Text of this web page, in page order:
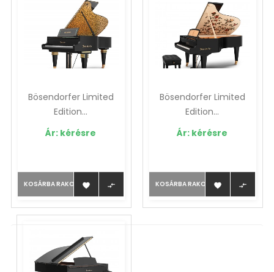
Bösendorfer Limited
Edition...
Ár: kérésre
KOSÁRBA RAKOM  
Bösendorfer Limited
Edition...
Ár: kérésre
KOSÁRBA RAKOM  